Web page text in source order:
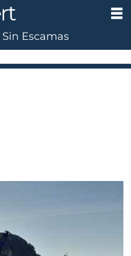
Sin Escamas